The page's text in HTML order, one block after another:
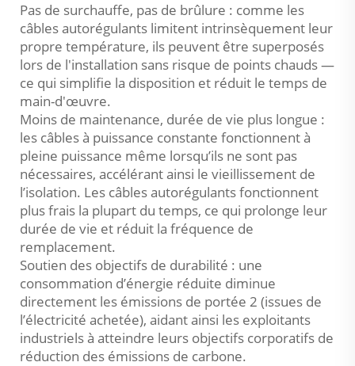
Pas de surchauffe, pas de brûlure : comme les
câbles autorégulants limitent intrinsèquement leur
propre température, ils peuvent être superposés
lors de l'installation sans risque de points chauds —
ce qui simplifie la disposition et réduit le temps de
main-d'œuvre.
Moins de maintenance, durée de vie plus longue :
les câbles à puissance constante fonctionnent à
pleine puissance même lorsqu’ils ne sont pas
nécessaires, accélérant ainsi le vieillissement de
l’isolation. Les câbles autorégulants fonctionnent
plus frais la plupart du temps, ce qui prolonge leur
durée de vie et réduit la fréquence de
remplacement.
Soutien des objectifs de durabilité : une
consommation d’énergie réduite diminue
directement les émissions de portée 2 (issues de
l’électricité achetée), aidant ainsi les exploitants
industriels à atteindre leurs objectifs corporatifs de
réduction des émissions de carbone.